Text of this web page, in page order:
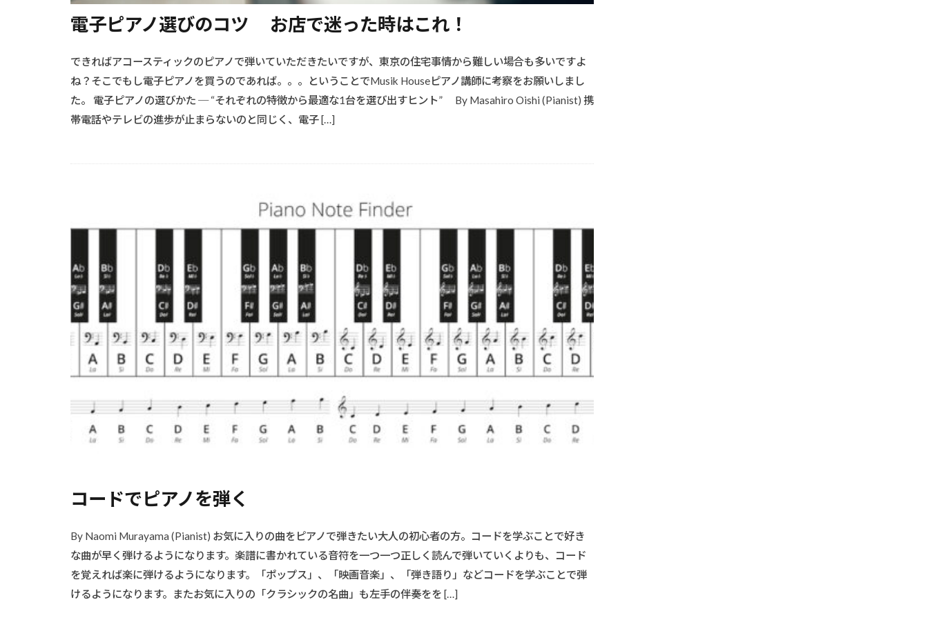
電子ピアノ選びのコツ お店で迷った時はこれ！
できればアコースティックのピアノで弾いていただきたいですが、東京の住宅事情から難しい場合も多いですよ
ね？そこでもし電子ピアノを買うのであれば。。。ということでMusik Houseピアノ講師に考察をお願いしまし
た。 電子ピアノの選びかた ─ “それぞれの特徴から最適な1台を選び出すヒント” By Masahiro Oishi (Pianist) 携
帯電話やテレビの進歩が止まらないのと同じく、電子 […]
コードでピアノを弾く
By Naomi Murayama (Pianist) お気に入りの曲をピアノで弾きたい大人の初心者の方。コードを学ぶことで好き
な曲が早く弾けるようになります。楽譜に書かれている音符を一つ一つ正しく読んで弾いていくよりも、コード
を覚えれば楽に弾けるようになります。「ポップス」、「映画音楽」、「弾き語り」などコードを学ぶことで弾
けるようになります。またお気に入りの「クラシックの名曲」も左手の伴奏をを […]